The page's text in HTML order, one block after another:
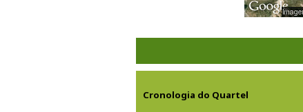
Cronologia do Quartel